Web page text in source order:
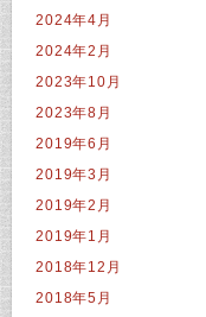
2024年4月
2024年2月
2023年10月
2023年8月
2019年6月
2019年3月
2019年2月
2019年1月
2018年12月
2018年5月